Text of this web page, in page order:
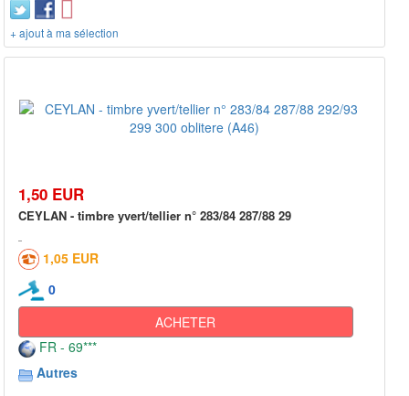
+ ajout à ma sélection
1,50 EUR
CEYLAN - timbre yvert/tellier n° 283/84 287/88 29
1,05 EUR
0
ACHETER
FR - 69***
Autres